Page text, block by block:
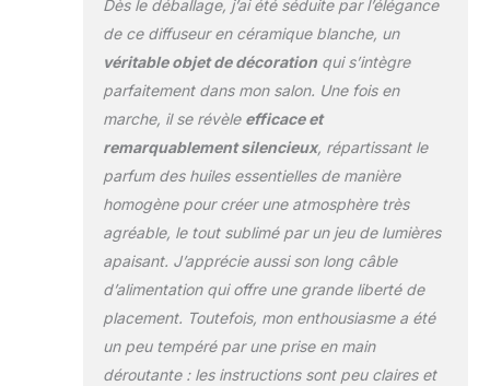
doucement
(silencieux) remplit
la pièce
d'aromathérapie. Et
il peut être utilisé
comme diffuseur de
brume froide, et
dispose de 2 modes
fonctionne pendant
3 à 4 heures en
mode continu, ou 6
à 8 heures en mode
intermittent (30
secondes allumée,
30 secondes
éteinte), Qualité de
Dès le déballage, j’ai été séduite par l’élégance
de ce diffuseur en céramique blanche, un
véritable objet de décorationqui s’intègre
parfaitement dans mon salon. Une fois en
marche, il se révèle efficace et
remarquablement silencieux, répartissant le
parfum des huiles essentielles de manière
homogène pour créer une atmosphère très
agréable, le tout sublimé par un jeu de lumières
apaisant. J’apprécie aussi son long câble
d’alimentation qui offre une grande liberté de
placement. Toutefois, mon enthousiasme a été
un peu tempéré par une prise en main
déroutante : les instructions sont peu claires et